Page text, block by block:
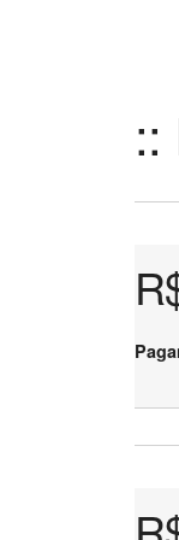
::